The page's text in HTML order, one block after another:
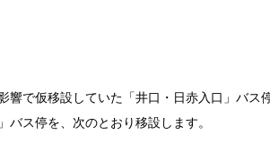
響で仮移設していた「井口・日赤入口」バス
バス停を、次のとおり移設します。